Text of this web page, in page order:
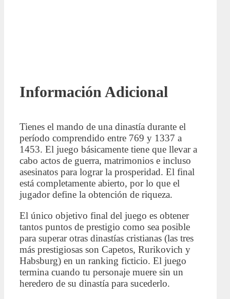
Información Adicional
Tienes el mando de una dinastía durante el
período comprendido entre 769 y 1337 a
1453. El juego básicamente tiene que llevar a
cabo actos de guerra, matrimonios e incluso
asesinatos para lograr la prosperidad. El final
está completamente abierto, por lo que el
jugador define la obtención de riqueza.
El único objetivo final del juego es obtener
tantos puntos de prestigio como sea posible
para superar otras dinastías cristianas (las tres
más prestigiosas son Capetos, Rurikovich y
Habsburg) en un ranking ficticio. El juego
termina cuando tu personaje muere sin un
heredero de su dinastía para sucederlo.